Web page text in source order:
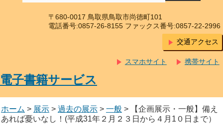
〒680-0017 鳥取県鳥取市尚徳町101
電話番号:0857-26-8155 ファックス番号:0857-22-2996
交通アクセス
携帯サイト
スマホサイト
電子書籍サービス
ホーム > 展示 > 過去の展示 > 一般 > 【企画展示・一般】備え
あれば憂いなし！(平成31年２月２３日から４月1０日まで）